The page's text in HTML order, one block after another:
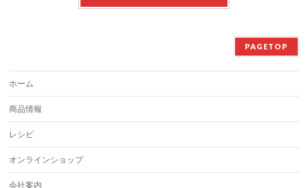
PAGETOP
ホーム
商品情報
レシピ
オンラインショップ
会社案内